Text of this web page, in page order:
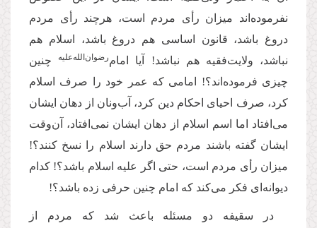
نفرموده‌اند میزان رأی مردم است، هرچند رأی مردم
دروغ باشد، قانون اساسی هم دروغ باشد، اسلام هم
نباشد، ولایت‌فقیه هم نباشد! آیا امام‌رضوان‌‌الله‌‌علیه
چنین
چیزی فرموده‌اند؟! امامی که عمر خود را صرف اسلام
کرد، صرف احیای احکام دین کرد، آب‌ونان از دهان ایشان
می‌افتاد اما اسم اسلام از دهان ایشان نمی‌افتاد، آن‌وقت
ایشان گفته باشند مردم حق دارند اسلام را نسخ کنند؟!
میزان رأی مردم است، حتی اگر علیه اسلام باشد؟! کدام
دیوانه‌ای فکر می‌کند که امام چنین حرفی زده باشد؟!
در سقیفه دو مسئله باعث شد که مردم از